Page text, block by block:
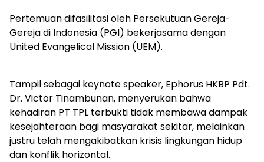
Pertemuan difasilitasi oleh Persekutuan Gereja-
Gereja di Indonesia (PGI) bekerjasama dengan
United Evangelical Mission (UEM).
Tampil sebagai keynote speaker, Ephorus HKBP Pdt.
Dr. Victor Tinambunan, menyerukan bahwa
kehadiran PT TPL terbukti tidak membawa dampak
kesejahteraan bagi masyarakat sekitar, melainkan
justru telah mengakibatkan krisis lingkungan hidup
dan konflik horizontal.